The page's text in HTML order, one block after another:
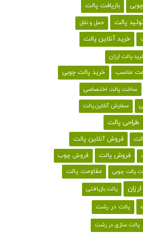
بازیافت پالت
پالت حمل و نقل
خرید آنلاین پالت
پالت ارزان
مناسب خرید پالت چوبی
ساخت پالت اختصاصی
سفارش آنلاین پالت
طراحی پالت
فروش آنلاین پالت
فروش پالت
فروش چوب
پالت چوبی مقاومت پالت
پالت بازیافتی
پالت در رشت
پالت سازی در رشت